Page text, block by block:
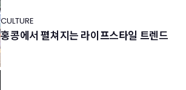
CULTURE
홍콩에서 펼쳐지는 라이프스타일 트렌드